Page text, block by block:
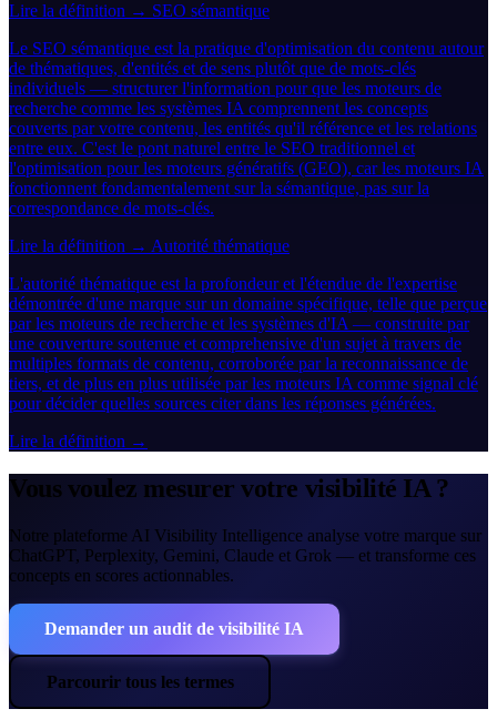
Lire la définition → SEO sémantique
Le SEO sémantique est la pratique d'optimisation du contenu autour
de thématiques, d'entités et de sens plutôt que de mots-clés
individuels — structurer l'information pour que les moteurs de
recherche comme les systèmes IA comprennent les concepts
couverts par votre contenu, les entités qu'il référence et les relations
entre eux. C'est le pont naturel entre le SEO traditionnel et
l'optimisation pour les moteurs génératifs (GEO), car les moteurs IA
fonctionnent fondamentalement sur la sémantique, pas sur la
correspondance de mots-clés.
Lire la définition → Autorité thématique
L'autorité thématique est la profondeur et l'étendue de l'expertise
démontrée d'une marque sur un domaine spécifique, telle que perçue
par les moteurs de recherche et les systèmes d'IA — construite par
une couverture soutenue et comprehensive d'un sujet à travers de
multiples formats de contenu, corroborée par la reconnaissance de
tiers, et de plus en plus utilisée par les moteurs IA comme signal clé
pour décider quelles sources citer dans les réponses générées.
Lire la définition →
Vous voulez mesurer votre visibilité IA ?
Notre plateforme AI Visibility Intelligence analyse votre marque sur
ChatGPT, Perplexity, Gemini, Claude et Grok — et transforme ces
concepts en scores actionnables.
Demander un audit de visibilité IA
Parcourir tous les termes